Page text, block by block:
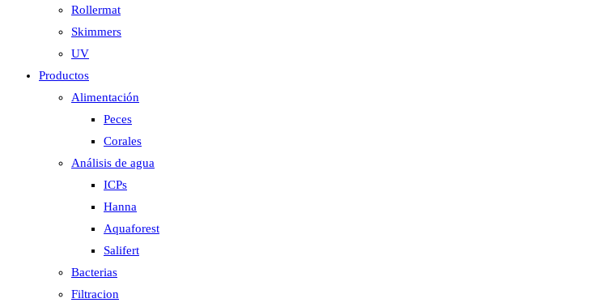
Rollermat
Skimmers
UV
Productos
Alimentación
Peces
Corales
Análisis de agua
ICPs
Hanna
Aquaforest
Salifert
Bacterias
Filtracion